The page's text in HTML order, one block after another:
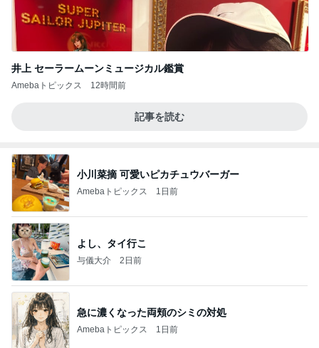
井上 セーラームーンミュージカル鑑賞
Amebaトピックス 12時間前
記事を読む
小川菜摘 可愛いピカチュウバーガー
Amebaトピックス 1日前
よし、タイ行こ
与儀大介 2日前
急に濃くなった両頬のシミの対処
Amebaトピックス 1日前